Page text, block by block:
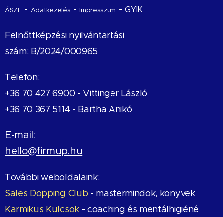
ÁSZF- Adatkezelés -Impresszum -GYIK
Felnőttképzési nyilvántartási
szám: B/2024/000965
Telefon:
+36 70 427 6900 -Vittinger László
+36 70 367 5114 - Bartha Anikó
E-mail:
hello@firmup.hu
További weboldalaink:
Sales Dopping Club - mastermindok, könyvek
Karmikus Kulcsok- coaching és mentálhigiéné